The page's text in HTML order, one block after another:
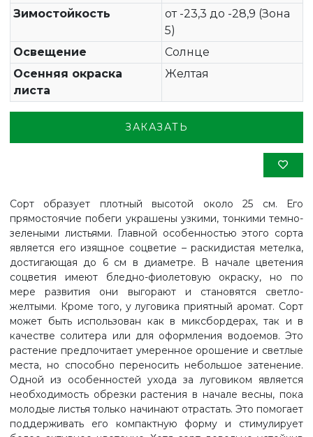
Зимостойкость
от -23,3 до -28,9 (Зона
5)
Освещение
Солнце
Осенняя окраска
листа
Желтая
ЗАКАЗАТЬ
Сорт образует плотный высотой около 25 см. Его
прямостоячие побеги украшены узкими, тонкими темно-
зелеными листьями. Главной особенностью этого сорта
является его изящное соцветие – раскидистая метелка,
достигающая до 6 см в диаметре. В начале цветения
соцветия имеют бледно-фиолетовую окраску, но по
мере развития они выгорают и становятся светло-
желтыми. Кроме того, у луговика приятный аромат. Сорт
может быть использован как в миксбордерах, так и в
качестве солитера или для оформления водоемов. Это
растение предпочитает умеренное орошение и светлые
места, но способно переносить небольшое затенение.
Одной из особенностей ухода за луговиком является
необходимость обрезки растения в начале весны, пока
молодые листья только начинают отрастать. Это помогает
поддерживать его компактную форму и стимулирует